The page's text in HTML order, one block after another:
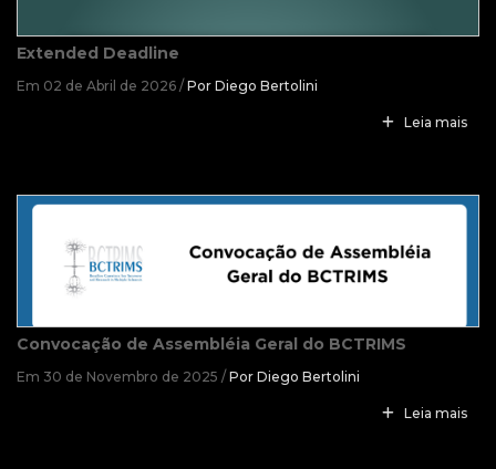
Extended Deadline
Em 02 de Abril de 2026 / Por Diego Bertolini
Leia mais
Convocação de Assembléia Geral do BCTRIMS
Em 30 de Novembro de 2025 / Por Diego Bertolini
Leia mais